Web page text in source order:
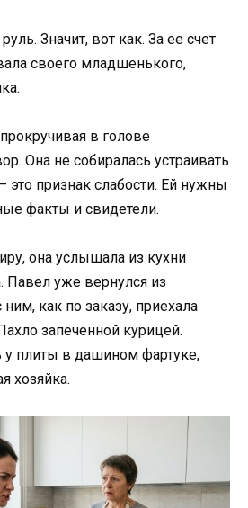
Значит, вот как. За ее счет
своего младшенького,
в голове
Она не собиралась устраивать
это признак слабости. Ей нужны
факты и свидетели.
она услышала из кухни
Павел уже вернулся из
ним, как по заказу, приехала
запеченной курицей.
у плиты в дашином фартуке,
хозяйка.